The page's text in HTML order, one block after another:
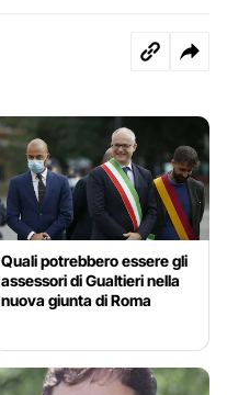
Quali potrebbero essere gli
assessori di Gualtieri nella
nuova giunta di Roma